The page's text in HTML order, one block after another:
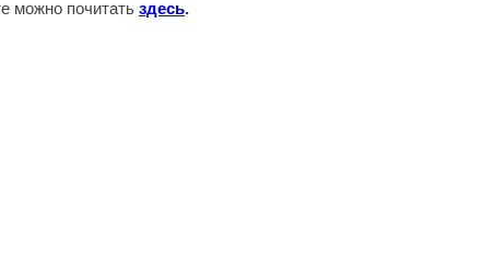
можно почитать здесь.